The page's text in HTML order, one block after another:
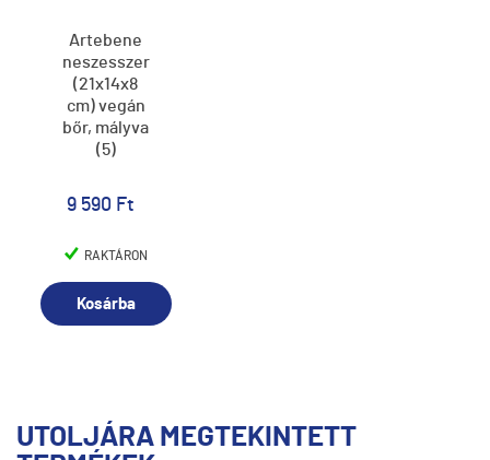
Artebene
neszesszer
(21x14x8
cm) vegán
bőr, mályva
(5)
9 590 Ft
RAKTÁRON
Kosárba
UTOLJÁRA MEGTEKINTETT